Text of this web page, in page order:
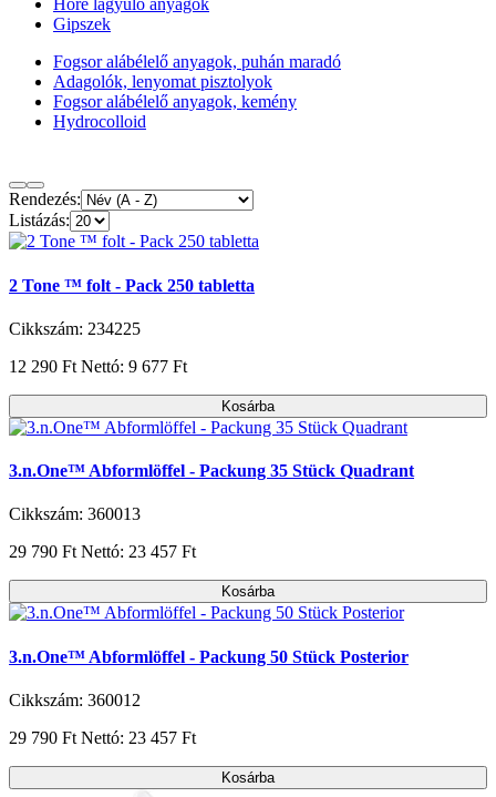
Hőre lágyuló anyagok
Gipszek
Fogsor alábélelő anyagok, puhán maradó
Adagolók, lenyomat pisztolyok
Fogsor alábélelő anyagok, kemény
Hydrocolloid
Rendezés:
Listázás:
2 Tone ™ folt - Pack 250 tabletta
Cikkszám: 234225
12 290 Ft Nettó: 9 677 Ft
Kosárba
3.n.One™ Abformlöffel - Packung 35 Stück Quadrant
Cikkszám: 360013
29 790 Ft Nettó: 23 457 Ft
Kosárba
3.n.One™ Abformlöffel - Packung 50 Stück Posterior
Cikkszám: 360012
29 790 Ft Nettó: 23 457 Ft
Kosárba